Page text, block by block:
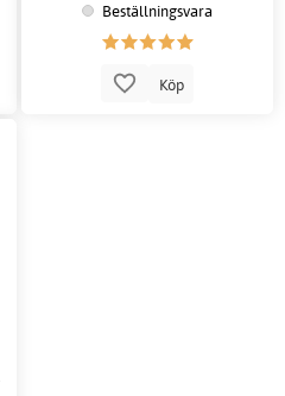
Beställningsvara
Köp